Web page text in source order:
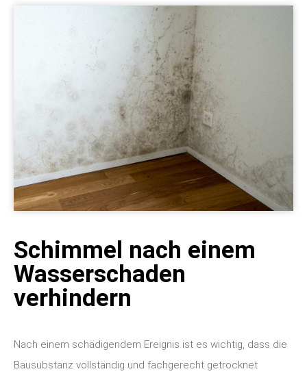
Schimmel nach einem
Wasserschaden
verhindern
Nach einem schädigendem Ereignis ist es wichtig, dass die
Bausubstanz vollständig und fachgerecht getrocknet